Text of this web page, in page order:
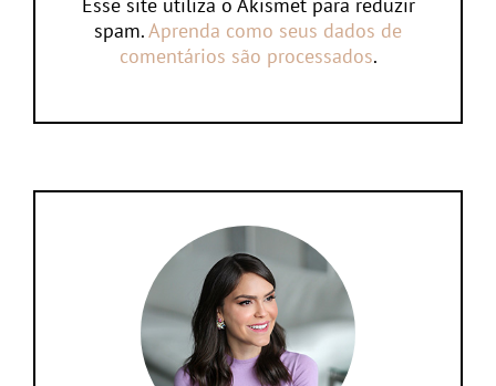
Esse site utiliza o Akismet para reduzir
spam.Aprenda como seus dados de
comentários são processados.